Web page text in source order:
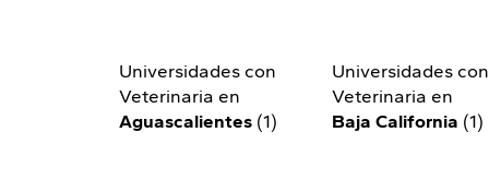
Universidades con
Veterinaria en
Aguascalientes (1)
Universidades con
Veterinaria en
Baja California (1)